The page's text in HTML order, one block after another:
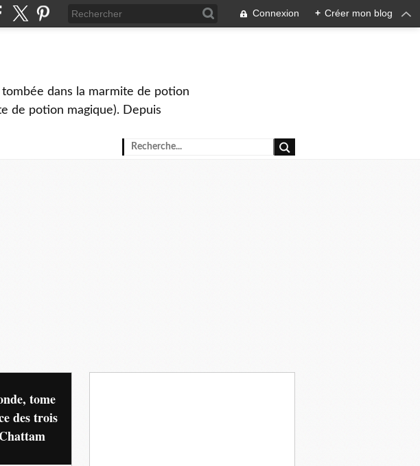
Connexion + Créer mon blog
dans la marmite de potion
de potion magique). Depuis
tome
des trois